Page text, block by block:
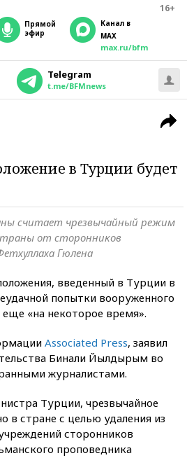
16+
прямой
эфир
Канал в
MAX
max.ru/bfm
Telegram
t.me/BFMnews
в Турции будет
считает чрезвычайный режим
от сторонников
Гюлена
введенный в Турции в
попытки вооруженного
«на некоторое время».
Associated Press, заявил
Бинали Йылдырым во
журналистами.
Турции, чрезвычайное
в стране с целью удаления из
сторонников
проповедника